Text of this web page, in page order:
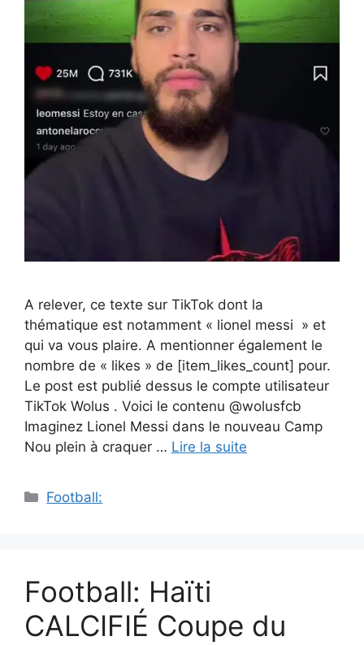
A relever, ce texte sur TikTok dont la
thématique est notamment « lionel messi » et
qui va vous plaire. A mentionner également le
nombre de « likes » de [item_likes_count] pour.
Le post est publié dessus le compte utilisateur
TikTok Wolus . Voici le contenu @wolusfcb
Imaginez Lionel Messi dans le nouveau Camp
Nou plein à craquer … Lire la suite
Catégories
Football:
Football: Haïti
CALCIFIÉ Coupe du